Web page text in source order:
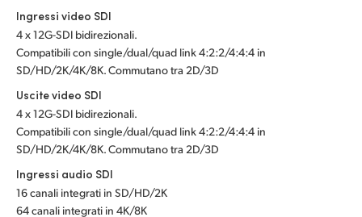
South Africa
Sweden
Chinese Taipei
Turkey
Ingressi video SDI
4 x 12G-SDI bidirezionali.
Compatibili con single/dual/quad link 4:2:2/4:4:4 in
SD/HD/2K/4K/8K. Commutano tra 2D/3D
Uscite video SDI
4 x 12G-SDI bidirezionali.
Compatibili con single/dual/quad link 4:2:2/4:4:4 in
SD/HD/2K/4K/8K. Commutano tra 2D/3D
Ingressi audio SDI
16 canali integrati in SD/HD/2K
64 canali integrati in 4K/8K